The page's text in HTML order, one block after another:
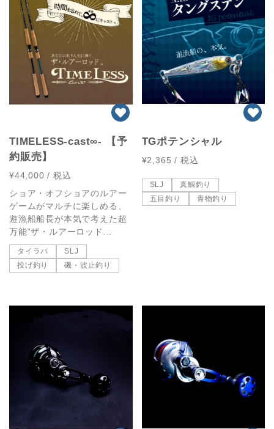
TIMELESS-cast∞- 【予
約販売】
¥44,000 / 税込
ショア・オフショアのルアー
ゲームがマルチに楽しめる、
遊漁船船長が本気で考えた超
万能”ザ・ルアーロッド...
タイラバ
SLJ
投げ釣り
磯・波止釣り
TGポテンシャル
¥2,365 / 税込
SLJ
真鯛釣り
五目釣り
青物釣り